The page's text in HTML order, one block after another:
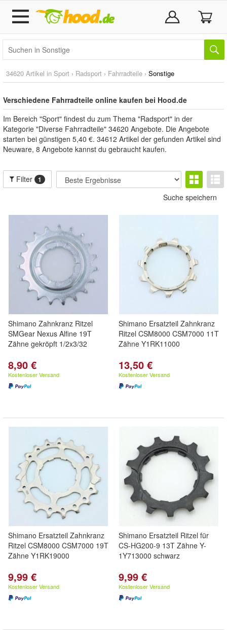
34620 Artikel in Sport › Radsport › Fahrradteile › Sonstige
Verschiedene Fahrradteile online kaufen bei Hood.de
Im Bereich "Sport" findest du zum Thema "Radsport" in der
Kategorie "Diverse Fahrradteile" 34620 Angebote. Die Angebote
starten bei günstigen 5,40 €. 34612 Artikel der gefunden Artikel sind
Neuware, 8 Angebote kannst du gebraucht kaufen.
Filter 1
Suche speichern
Shimano Zahnkranz Ritzel
SMGear Nexus Alfine 19T
Zähne gekröpft 1/2x3/32
8,90 €
Kostenloser Versand
Shimano Ersatzteil Zahnkranz
Ritzel CSM8000 CSM7000 11T
Zähne Y1RK11000
13,50 €
Kostenloser Versand
Shimano Ersatzteil Zahnkranz
Ritzel CSM8000 CSM7000 19T
Zähne Y1RK19000
9,99 €
Kostenloser Versand
Shimano Ersatzteil Ritzel für
CS-HG200-9 13T Zähne Y-
1Y713000 schwarz
9,99 €
Kostenloser Versand